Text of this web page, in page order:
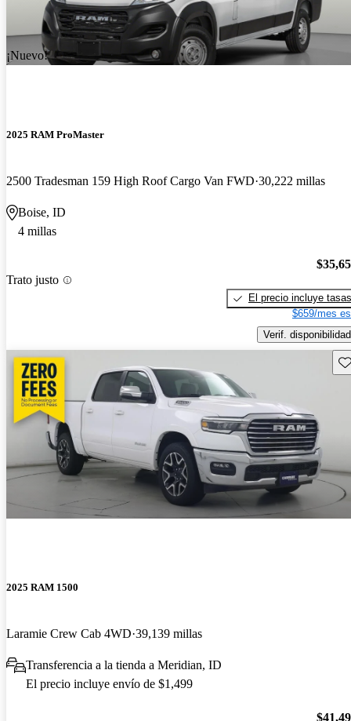
¡Nuevo!
2025 RAM ProMaster
2500 Tradesman 159 High Roof Cargo Van FWD 30,222 millas
Boise, ID
4 millas
Trato justo
El precio incluye tasas
$659/mes
Verif. disponibilidad
2025 RAM 1500
Laramie Crew Cab 4WD 39,139 millas
Transferencia a la tienda a Meridian, ID
El precio incluye envío de $1,499